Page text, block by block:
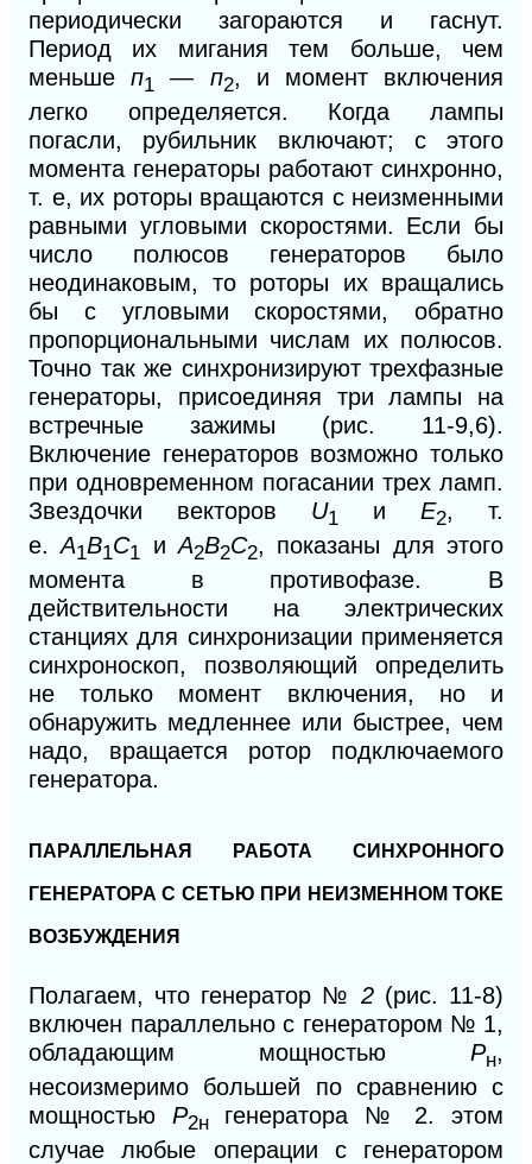
периодически загораются и гаснут.
Период их мигания тем больше, чем
меньшеп1 — п2, и момент включения
легко определяется. Когда лампы
погасли, рубильник включают; с этого
момента генераторы работают синхронно,
т. е, их роторы вращаются с неизменными
равными угловыми скоростями. Если бы
число полюсов генераторов было
неодинаковым, то роторы их вращались
бы с угловыми скоростями, обратно
пропорциональными числам их полюсов.
Точно так же синхронизируют трехфазные
генераторы, присоединяя три лампы на
встречные зажимы (рис. 11-9,6).
Включение генераторов возможно только
при одновременном погасании трех ламп.
Звездочки векторов U1 и Е2,
т.
е.А1В1С1 иА2В2С2, показаны для этого
момента в противофазе. В
действительности на электрических
станциях для синхронизации применяется
синхроноскоп, позволяющий определить
не только момент включения, но и
обнаружить медленнее или быстрее, чем
надо, вращается ротор подключаемого
генератора.
ПАРАЛЛЕЛЬНАЯ РАБОТА СИНХРОННОГО
ГЕНЕРАТОРА С СЕТЬЮ ПРИ НЕИЗМЕННОМ ТОКЕ
ВОЗБУЖДЕНИЯ
Полагаем, что генератор № 2 (рис. 11-8)
включен параллельно с генератором № 1,
обладающим мощностью Pн,
несоизмеримо большей по сравнению с
мощностью Р2н
генератора № 2. этом
случае любые операции с генератором